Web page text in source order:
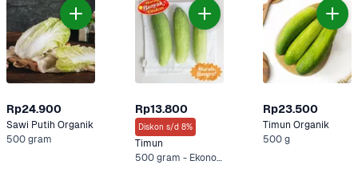
Rp24.900
Sawi Putih Organik
500 gram
Rp13.800
Diskon s/d 8%
Timun
500 gram - Ekonomis, 500 g +2 Lainnya
Rp23.500
Timun Organik
500 g